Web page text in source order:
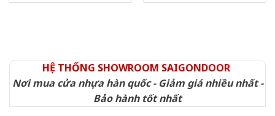
HỆ THỐNG SHOWROOM SAIGONDOOR
Nơi mua cửa nhựa hàn quốc - Giảm giá nhiều nhất -
Bảo hành tốt nhất